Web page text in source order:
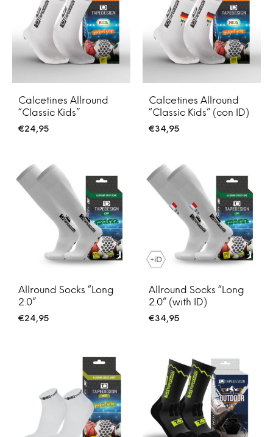
Calcetines Allround
“Classic Kids”
€24,95
Calcetines Allround
“Classic Kids” (con ID)
€34,95
Allround Socks “Long
2.0”
€24,95
Allround Socks “Long
2.0” (with ID)
€34,95